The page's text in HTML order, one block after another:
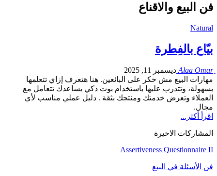
فن البيع والاقناع
Natural
بيّاع بالفِطرة
ديسمبر 11, 2025
مهارات البيع مش حكر على البائعين. هنا هتعرف إزاي تتعلمها
بسهولة، وتتدرب عليها باستخدام بوت ذكي يساعدك تتعامل مع
العملاء وتعرض خدمتك ومنتجك بثقة . دليل عملي مناسب لأي
مجال.
اقرأ أكثر...
المشاركات الاخيرة
Assertiveness Questionnaire II
فن الأسئلة في البيع